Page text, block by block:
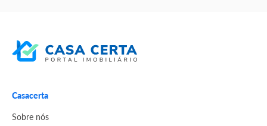
Casacerta
Sobre nós